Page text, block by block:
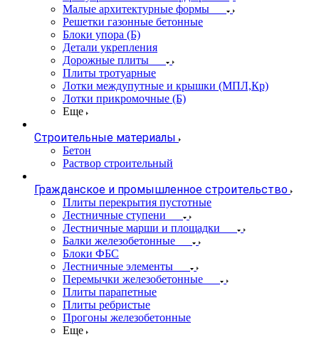
Малые архитектурные формы
Решетки газонные бетонные
Блоки упора (Б)
Детали укрепления
Дорожные плиты
Плиты тротуарные
Лотки междупутные и крышки (МПЛ,Кр)
Лотки прикромочные (Б)
Еще
Строительные материалы
Бетон
Раствор строительный
Гражданское и промышленное строительство
Плиты перекрытия пустотные
Лестничные ступени
Лестничные марши и площадки
Балки железобетонные
Блоки ФБС
Лестничные элементы
Перемычки железобетонные
Плиты парапетные
Плиты ребристые
Прогоны железобетонные
Еще